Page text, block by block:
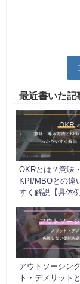
最近書いた記
OKRとは？意味
KPI/MBOとの違
すく解説【具体例
アウトソーシン
ト・デメリット